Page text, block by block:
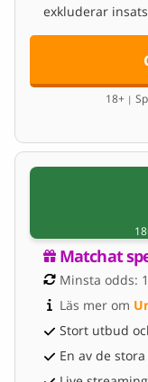
exkluderar
18+ |
Matchat
Minsta odds:
Läs mer om
Stort utbud
En av de